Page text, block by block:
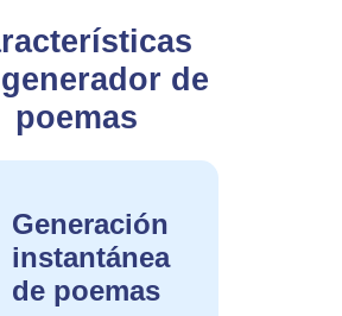
de
poemas
Generación
instantánea
de poemas